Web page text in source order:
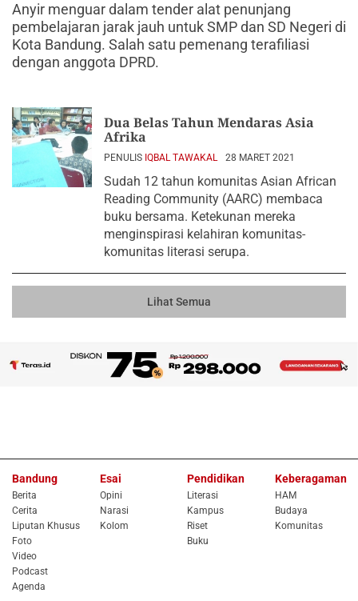
Anyir menguar dalam tender alat penunjang
pembelajaran jarak jauh untuk SMP dan SD Negeri di
Kota Bandung. Salah satu pemenang terafiliasi
dengan anggota DPRD.
Dua Belas Tahun Mendaras Asia
Afrika
PENULIS IQBAL TAWAKAL 28 MARET 2021
Sudah 12 tahun komunitas Asian African
Reading Community (AARC) membaca
buku bersama. Ketekunan mereka
menginspirasi kelahiran komunitas-
komunitas literasi serupa.
Lihat Semua
Bandung
Berita
Cerita
Liputan Khusus
Foto
Video
Podcast
Agenda
Esai
Opini
Narasi
Kolom
Pendidikan
Literasi
Kampus
Riset
Buku
Keberagaman
HAM
Budaya
Komunitas